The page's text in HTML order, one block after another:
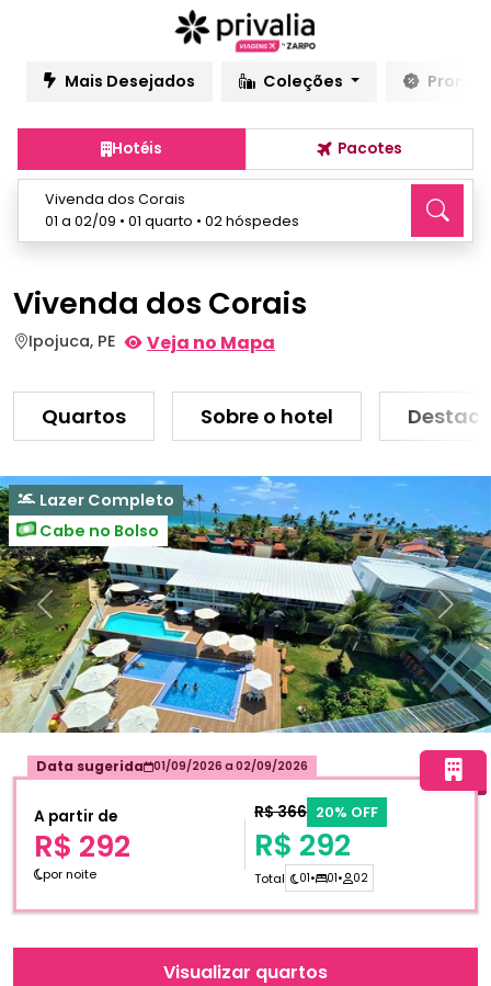
Mais Desejados Coleções
Hotéis Pacotes
Vivenda dos Corais
01 a 02/09 • 01 quarto • 02 hóspedes
Vivenda dos Corais
Ipojuca, PE Veja no Mapa
Quartos Sobre o hotel
Anterior
Lazer Completo
Cabe no Bolso
Data sugerida 01/09/2026 a 02/09/2026
A partir de
R$ 292
por noite
R$ 366 20% OFF
R$ 292
Total 01• 01• 02
Visualizar quartos